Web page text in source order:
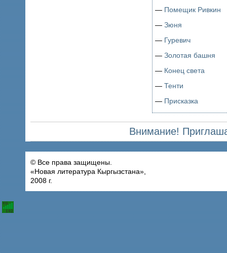
— Помещик Ривкин
— Зюня
— Гуревич
— Золотая башня
— Конец света
— Тенти
— Присказка
Внимание!
© Все права защищены.
«Новая литература Кыргызстана»,
2008 г.